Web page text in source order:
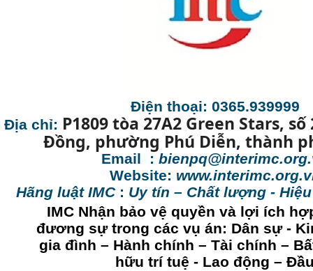
Điện thoại: 0365.939999
Địa chỉ: P1809 tòa 27A2 Green Stars,
Đồng, phường Phú Diễn, thành
Email :
Website:
Hãng luật IMC: Uy tín – Chất lượng -
IMC Nhận bảo vệ quyền và lợi ích
đương sự trong các vụ án: Dân sự -
gia đình – Hành chính – Tài chính –
hữu trí tuệ - Lao động –